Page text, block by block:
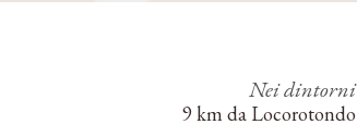
Nei dintorni
9 km da Locorotondo